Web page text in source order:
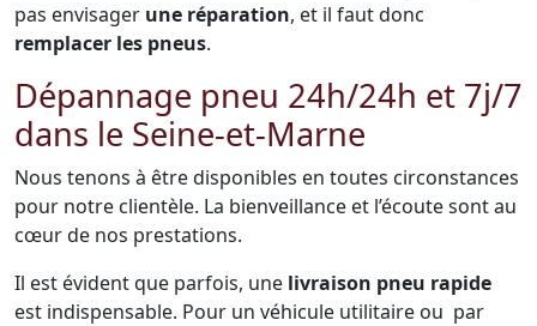
pas envisager une réparation, et il faut donc
remplacer les pneus.
Dépannage pneu 24h/24h et 7j/7
dans le Seine-et-Marne
Nous tenons à être disponibles en toutes circonstances
pour notre clientèle. La bienveillance et l’écoute sont au
cœur de nos prestations.
Il est évident que parfois, une livraison pneu rapide
est indispensable. Pour un véhicule utilitaire ou par